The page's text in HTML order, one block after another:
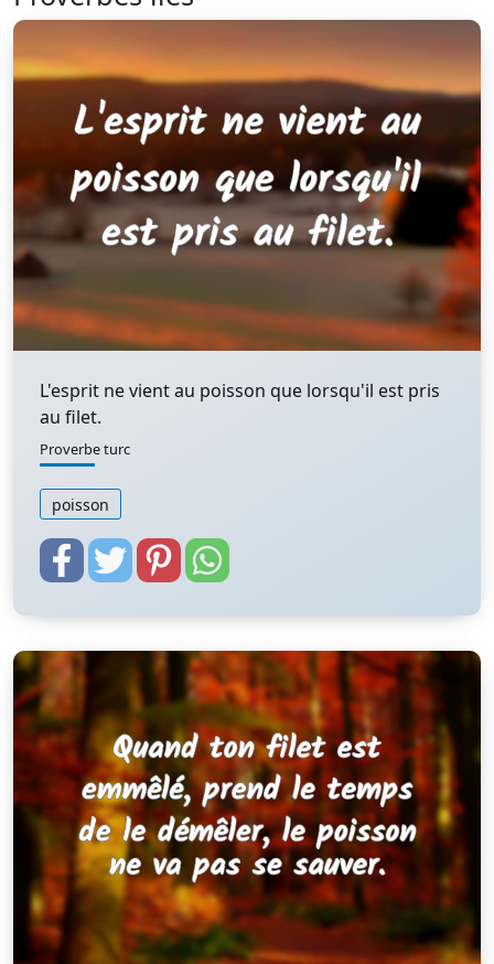
L'esprit ne vient au poisson que lorsqu'il est pris
au filet.
Proverbe turc
poisson